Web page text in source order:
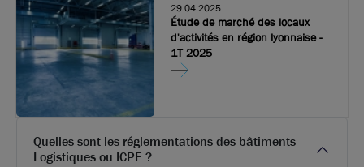
29.04.2025
Étude de marché des locaux
d'activités en région lyonnaise -
1T 2025
Quelles sont les réglementations des bâtiments
Logistiques ou ICPE ?